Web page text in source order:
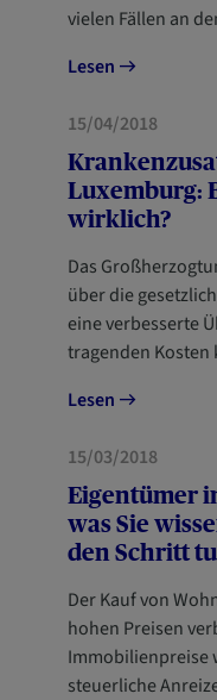
vielen Fällen an
Lesen
GESUNDHEIT
15/04/2018
Luxemburg:
wirklich?
Das
über die
eine verbesserte
tragenden
Lesen
HAUS
15/03/2018
Eigentümer
was Sie
den Schritt
Der Kauf von
hohen Preisen
Immobilienpreise
steuerliche